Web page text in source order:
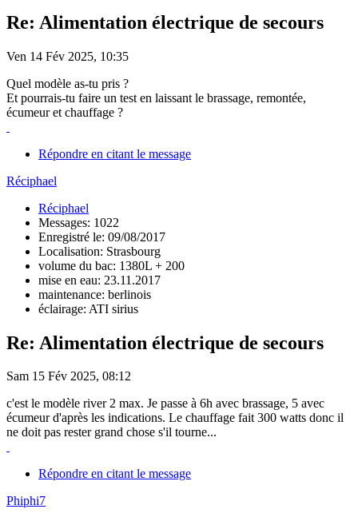
Re: Alimentation électrique de secours
Ven 14 Fév 2025, 10:35
Quel modèle as-tu pris ?
Et pourrais-tu faire un test en laissant le brassage, remontée,
écumeur et chauffage ?
Répondre en citant le message
Réciphael
Réciphael
Messages: 1022
Enregistré le: 09/08/2017
Localisation: Strasbourg
volume du bac: 1380L + 200
mise en eau: 23.11.2017
maintenance: berlinois
éclairage: ATI sirius
Re: Alimentation électrique de secours
Sam 15 Fév 2025, 08:12
c'est le modèle river 2 max. Je passe à 6h avec brassage, 5 avec
écumeur d'après les indications. Le chauffage fait 300 watts donc il
ne doit pas rester grand chose s'il tourne...
Répondre en citant le message
Phiphi7